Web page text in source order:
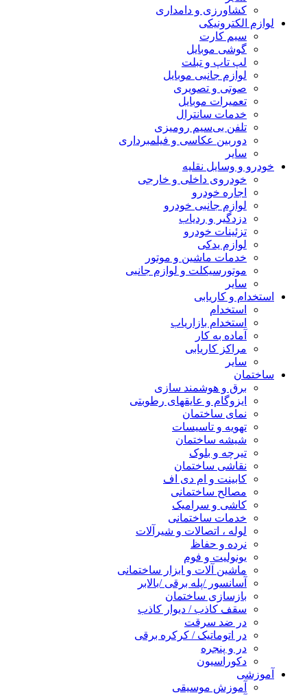
کشاورزی و دامداری
لوازم الکترونیکی
سیم کارت
گوشی موبایل
لپ تاپ و تبلت
لوازم جانبی موبایل
صوتی و تصویری
تعمیرات موبایل
خدمات سانترال
تلفن بی‌سیم رومیزی
دوربین عکاسی و فیلمبرداری
سایر
خودرو و وسایل نقلیه
خودروی داخلی و خارجی
اجاره خودرو
لوازم جانبی خودرو
دزدگیر و ردیاب
تزئینات خودرو
لوازم یدکی
خدمات ماشین و موتور
موتورسیکلت و لوازم جانبی
سایر
استخدام و کاریابی
استخدام
استخدام بازاریاب
آماده به کار
مراکز کاریابی
سایر
ساختمان
برق و هوشمند سازی
ایزوگام و عایقهای رطوبتی
نمای ساختمان
تهویه و تاسیسات
شیشه ساختمان
تیرچه و بلوک
نقاشی ساختمان
کابینت و ام دی اف
مصالح ساختمانی
کاشی و سرامیک
خدمات ساختمانی
لوله ، اتصالات و شیرآلات
نرده و حفاظ
یونولیت و فوم
ماشین آلات و ابزار ساختمانی
آسانسور /پله برقی /بالابر
بازسازی ساختمان
سقف کاذب / دیوار کاذب
در ضد سرقت
در اتوماتیک / کرکره برقی
در و پنجره
دکوراسیون
آموزشی
آموزش موسیقی